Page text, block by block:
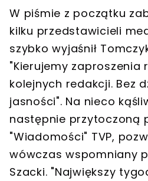
W piśmie z początku
kilku przedstawicieli
szybko wyjaśnił
"Kierujemy zaproszenia
kolejnych redakcji. Bez
jasności". Na nieco
następnie przytoczoną
"Wiadomości" TVP,
wówczas wspomniany
Szacki. "Największy